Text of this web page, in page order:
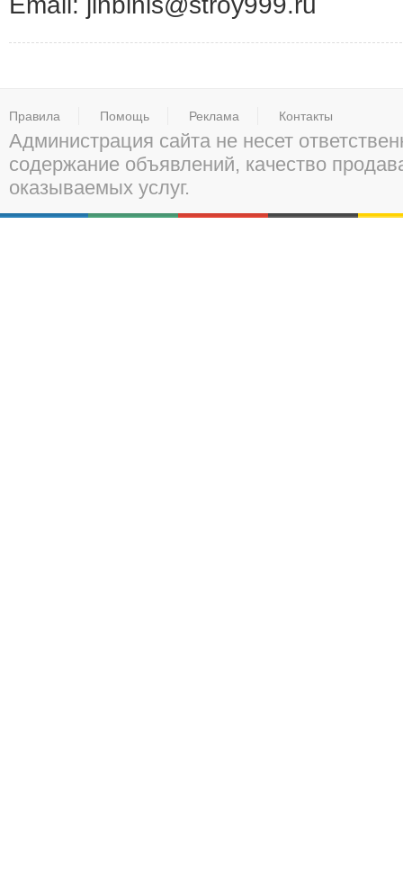
Правила Помощь Реклама Контакты
Администрация сайта не несет
содержание объявлений, качество
оказываемых услуг.